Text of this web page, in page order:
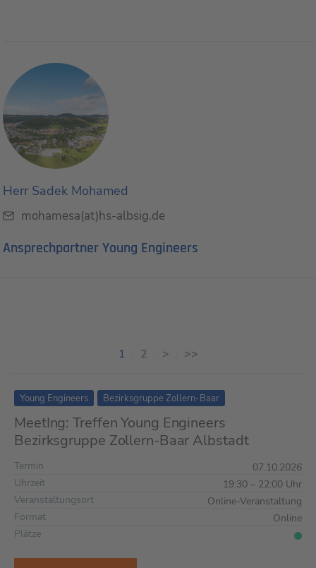
Herr Sadek Mohamed
mohamesa(at)hs-albsig.de
Ansprechpartner Young Engineers
1 2 > >>
Young Engineers Bezirksgruppe Zollern-Baar
MeetIng: Treffen Young Engineers
Bezirksgruppe Zollern-Baar Albstadt
Termin
07.10.2026
Uhrzeit
19:30 – 22:00 Uhr
Veranstaltungsort
Online-Veranstaltung
Format
Online
Plätze